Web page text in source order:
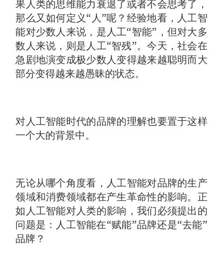
果人类的思维能力衰退了或者不会思考了，
那么又如何定义“人”呢？经验地看，人工智
能对少数人来说，是人工“智能”，但对大多
数人来说，则是人工“智残”。今天，社会在
急剧地演变成极少数人变得越来越聪明而大
部分变得越来越愚昧的状态。
对人工智能时代的品牌的理解也要置于这样
一个大的背景中。
无论从哪个角度看，人工智能对品牌的生产
领域和消费领域都在产生革命性的影响。正
如人工智能对人类的影响，我们必须提出的
问题是：人工智能在“赋能”品牌还是“去能”
品牌？